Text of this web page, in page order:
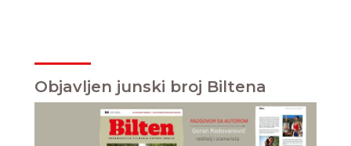
Objavljen junski broj Biltena